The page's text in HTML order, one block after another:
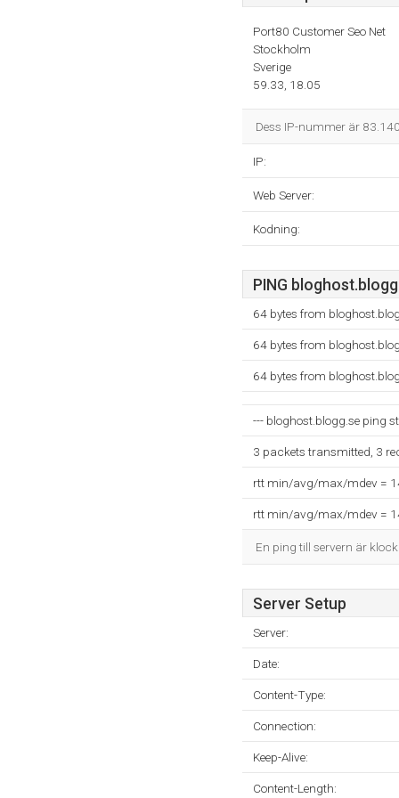
Port80 Customer Seo Net
Stockholm
Sverige
59.33, 18.05
Dess IP-nummer är
IP:
Web Server:
Kodning:
PING
64 bytes from
64 bytes from
64 bytes from
--- bloghost.blogg.se ping
3 packets transmitted, 3
rtt min/avg/max/mdev =
rtt min/avg/max/mdev =
En ping till servern är
Server Setup
Server:
Date:
Content-Type:
Connection:
Keep-Alive:
Content-Length: